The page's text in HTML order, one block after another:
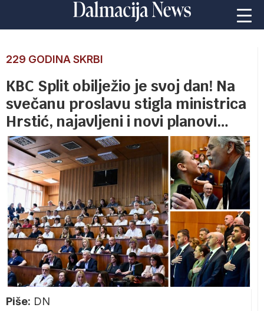
229 GODINA SKRBI
KBC Split obilježio je svoj dan! Na
svečanu proslavu stigla ministrica
Hrstić, najavljeni i novi planovi…
Piše: DN